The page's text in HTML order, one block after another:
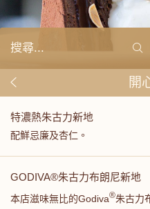
開
特濃熱朱古力新地
配鮮忌廉及杏仁。
GODIVA®朱古力布朗尼新地
本店滋味無比的Godiva®朱古力